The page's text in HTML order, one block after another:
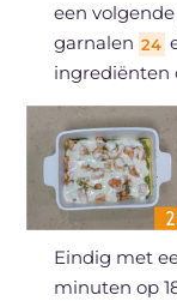
een
garnalen 24
ingrediënten
Eindig met
minuten op